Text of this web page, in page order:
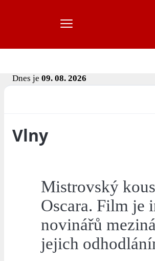
Dnes je 09. 08. 2026
Vlny
Mistrovský
Oscara. Film je
novinářů
jejich